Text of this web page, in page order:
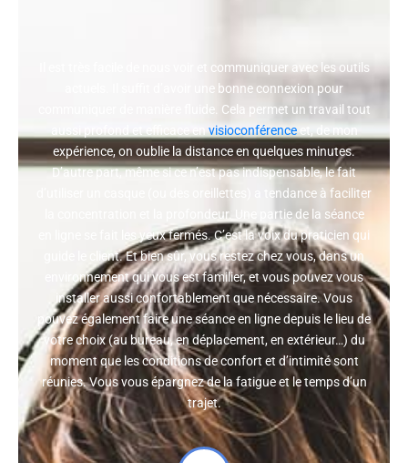
Il est très facile de nous voir et communiquer avec les outils
actuels. Il suffit d’avoir une bonne connexion pour
communiquer de manière fluide. Cela permet un travail tout
aussi profond et efficace en visioconférenceet, de mon
expérience, on oublie la distance en quelques minutes.
D’autre part, même si ce n’est pas indispensable, le fait
d’utiliser un casque (ou des oreillettes) a tendance à faciliter
la concentration et la profondeur. Une partie de la séance
en ligne se fait les yeux fermés. C’est la voix du praticien qui
guide le client. Et bien sûr, vous restez chez vous, dans un
environnement qui vous est familier, et vous pouvez vous
installer aussi confortablement que nécessaire. Vous
pouvez également faire une séance en ligne depuis le lieu de
votre choix (au bureau, en déplacement, en extérieur…) du
moment que les conditions de confort et d’intimité sont
réunies. Vous vous épargnez de la fatigue et le temps d’un
trajet.